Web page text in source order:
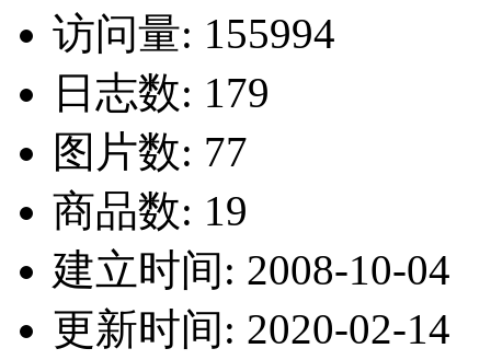
访问量: 155994
日志数: 179
图片数: 77
商品数: 19
建立时间: 2008-10-04
更新时间: 2020-02-14